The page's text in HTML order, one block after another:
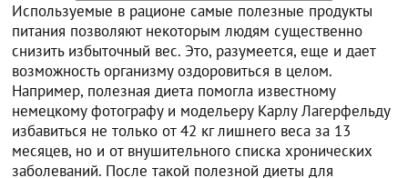
Используемые в рационе самые полезные продукты
питания позволяют некоторым людям существенно
снизить избыточный вес. Это, разумеется, еще и дает
возможность организму оздоровиться в целом.
Например, полезная диета помогла известному
немецкому фотографу и модельеру Карлу Лагерфельду
избавиться не только от 42 кг лишнего веса за 13
месяцев, но и от внушительного списка хронических
заболеваний. После такой полезной диеты для